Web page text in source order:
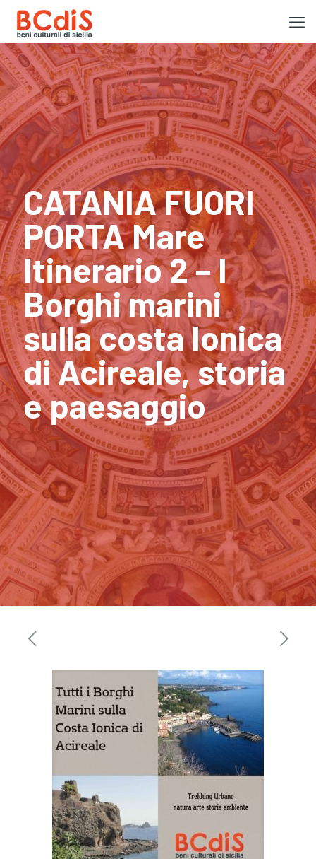
CATANIA FUORI
PORTA Mare
Itinerario 2 – I
Borghi marini
sulla costa Ionica
di Acireale, storia
e paesaggio